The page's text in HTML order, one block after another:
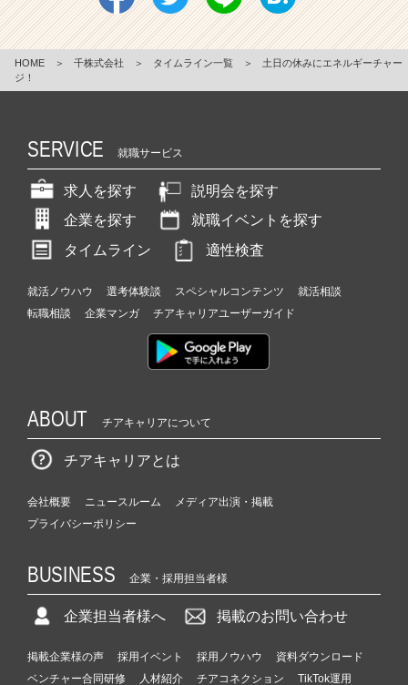
HOME ＞ 千株式会社 ＞ タイムライン一覧 ＞
土日の休みにエネルギーチャー
ジ！
SERVICE 就職サービス
求人を探す
説明会を探す
企業を探す
就職イベントを探す
タイムライン
適性検査
就活ノウハウ 選考体験談 スペシャルコンテンツ
就活相談
転職相談
企業マンガ チアキャリアユーザーガイド
ABOUT チアキャリアについて
チアキャリアとは
会社概要 ニュースルーム
メディア出演・掲載
プライバシーポリシー
BUSINESS 企業・採用担当者様
企業担当者様へ 掲載のお問い合わせ
掲載企業様の声 採用イベント 採用ノウハウ
資料ダウンロード
ベンチャー合同研修
人材紹介 チアコネクション TikTok運用